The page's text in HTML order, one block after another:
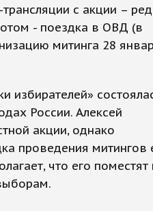
с акции –
- поездка в ОВД (в
митинга 28
избирателей»
России. Алексей
акции, однако
проведения митингов
что его поместят